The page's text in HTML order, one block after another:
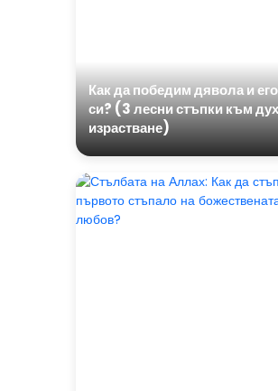
Как да победим дявола и
си? (3 лесни стъпки към
израстване)